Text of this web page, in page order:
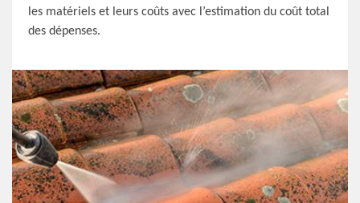
les matériels et leurs coûts avec l’estimation du coût total
des dépenses.